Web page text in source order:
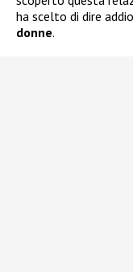
ha scelto di dire
donne.